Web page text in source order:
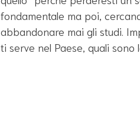
fondamentale ma poi,
abbandonare mai gli studi.
ti serve nel Paese, quali